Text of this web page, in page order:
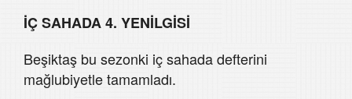
İÇ SAHADA 4. YENİLGİSİ
Beşiktaş bu sezonki iç sahada defterini
mağlubiyetle tamamladı.